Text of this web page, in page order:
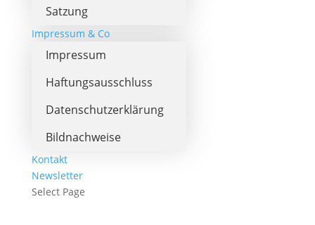
Satzung
Impressum & Co
Impressum
Haftungsausschluss
Datenschutzerklärung
Bildnachweise
Kontakt
Newsletter
Select Page